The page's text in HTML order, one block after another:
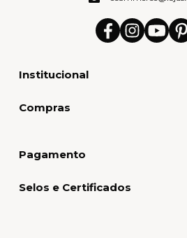
Institucional
Compras
Pagamento
Selos e Certificados